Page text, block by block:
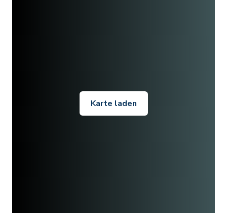
Karte laden